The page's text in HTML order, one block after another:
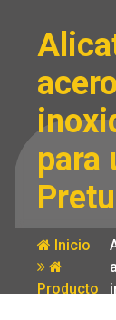
acero
para
Pretul
Inicio
Producto